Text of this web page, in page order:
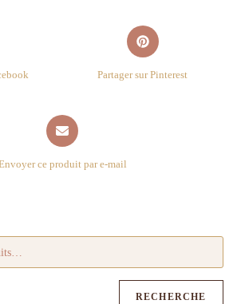
Partager sur Pinterest
ce produit par e-mail
RECHERCHE